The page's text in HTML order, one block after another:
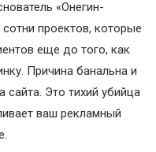
«Онегин-
сотни проектов, которые
еще до того, как
Причина банальна и
сайта. Это тихий убийца
ваш рекламный